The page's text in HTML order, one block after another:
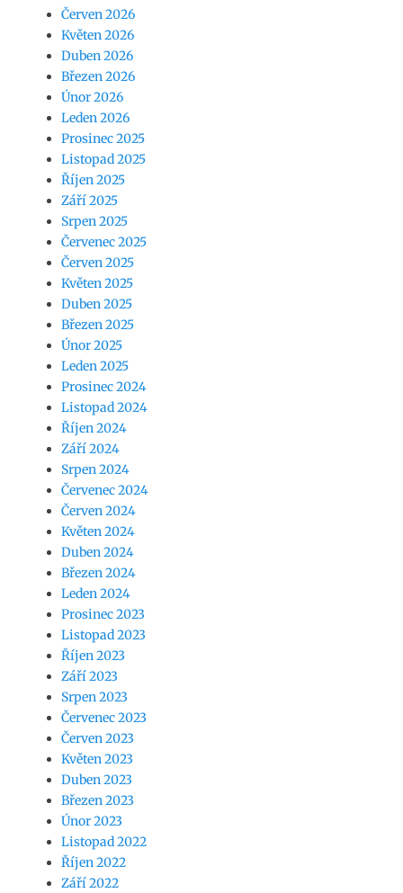
Červen 2026
Květen 2026
Duben 2026
Březen 2026
Únor 2026
Leden 2026
Prosinec 2025
Listopad 2025
Říjen 2025
Září 2025
Srpen 2025
Červenec 2025
Červen 2025
Květen 2025
Duben 2025
Březen 2025
Únor 2025
Leden 2025
Prosinec 2024
Listopad 2024
Říjen 2024
Září 2024
Srpen 2024
Červenec 2024
Červen 2024
Květen 2024
Duben 2024
Březen 2024
Leden 2024
Prosinec 2023
Listopad 2023
Říjen 2023
Září 2023
Srpen 2023
Červenec 2023
Červen 2023
Květen 2023
Duben 2023
Březen 2023
Únor 2023
Listopad 2022
Říjen 2022
Září 2022